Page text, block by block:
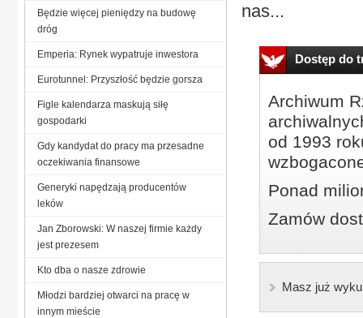
nas...
Dostęp do
Archiwum
od 1993
Ponad
Zamów
Masz już
Będzie więcej pieniędzy na budowę
dróg
Emperia: Rynek wypatruje inwestora
Eurotunnel: Przyszłość będzie gorsza
Figle kalendarza maskują siłę
gospodarki
Gdy kandydat do pracy ma przesadne
oczekiwania finansowe
Generyki napędzają producentów
leków
Jan Zborowski: W naszej firmie każdy
jest prezesem
Kto dba o nasze zdrowie
Młodzi bardziej otwarci na pracę w
innym mieście